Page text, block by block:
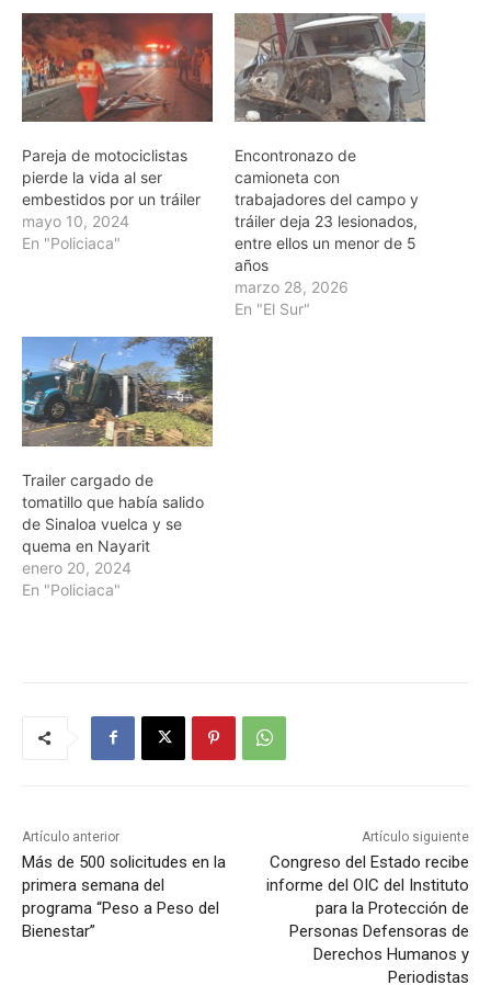
Pareja de motociclistas
pierde la vida al ser
embestidos por un tráiler
mayo 10, 2024
En "Policiaca"
Encontronazo de
camioneta con
trabajadores del campo y
tráiler deja 23 lesionados,
entre ellos un menor de 5
años
marzo 28, 2026
En "El Sur"
Trailer cargado de
tomatillo que había salido
de Sinaloa vuelca y se
quema en Nayarit
enero 20, 2024
En "Policiaca"
Artículo anterior
Más de 500 solicitudes en la
primera semana del
programa “Peso a Peso del
Bienestar”
Artículo siguiente
Congreso del Estado recibe
informe del OIC del Instituto
para la Protección de
Personas Defensoras de
Derechos Humanos y
Periodistas